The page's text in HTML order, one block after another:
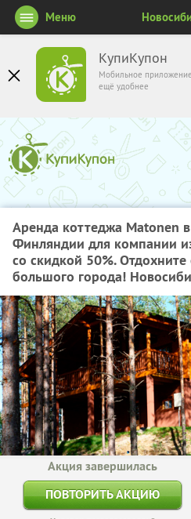
КупиКупон
Мобильное приложение
ещё удобнее
Меню
Аренда коттеджа Matonen
Финляндии для компании
со скидкой 50%.
большого города!
Акция завершилась
ПОВТОРИТЬ АКЦИЮ